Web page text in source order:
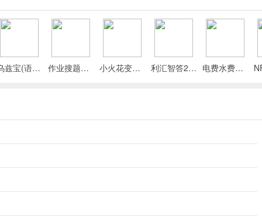
乌兹宝(语言翻译工具) 作业搜题批改2026最新版本 小火花变声器最新手机版 利汇智答2026最新版本 电费水费助手(生活管理应用)